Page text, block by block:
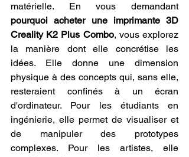
matérielle. En vous demandant
pourquoi acheter une imprimante 3D
Creality K2 Plus Combo, vous explorez
la manière dont elle concrétise les
idées. Elle donne une dimension
physique à des concepts qui, sans elle,
resteraient confinés à un écran
d'ordinateur. Pour les étudiants en
ingénierie, elle permet de visualiser et
de manipuler des prototypes
complexes. Pour les artistes, elle